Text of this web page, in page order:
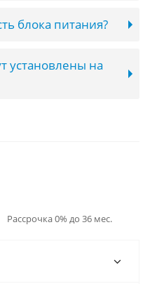
блока питания?
установлены на
Рассрочка 0% до 36 мес.